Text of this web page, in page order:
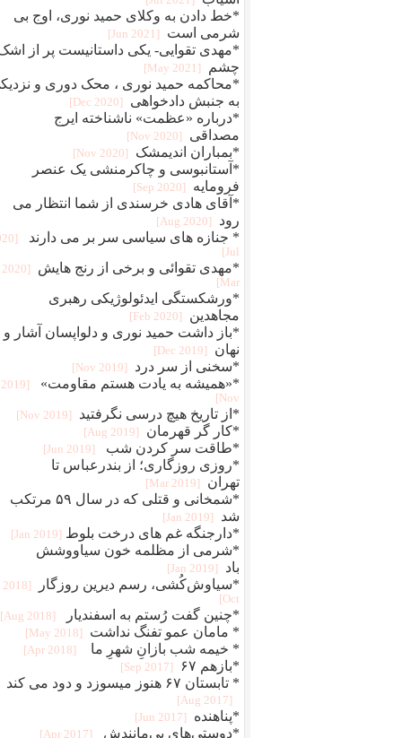
*خط دادن به وکلای حمید نوری، اوج بی
شرمی است
[2021 Jun]
*مهدی تقوایی- یکی داستانیست پر از
چشم
[2021 May]
*محاکمه حمید نوری ، محک دوری و
به جنبش دادخواهی
[2020 Dec]
*درباره «عظمت» ناشناخته ایرج
مصداقی
[2020 Nov]
*بمباران اندیمشک [2020 Nov]
*آستانبوسی و چاکرمنشی یک عنصر
فرومایه
[2020 Sep]
*آقای هادی خرسندی از شما انتظار می
رود
[2020 Aug]
* جنازه های سیاسی سر بر می دارند
Jul]
*مهدی تقوائی و برخی از رنج هایش
[2020
Mar]
*ورشکستگی ایدئولوژیکی رهبری
مجاهدین
[2020 Feb]
*باز داشت حمید نوری و دلواپسان آشار و
نهان
[2019 Dec]
*سخنی از سر درد [2019 Nov]
*«همیشه به یادت هستم مقاومت»
[2019
Nov]
*از تاریخ هیچ درسی نگرفتید [2019 Nov]
*کار گر قهرمان [2019 Aug]
*طاقت سر کردن شب [2019 Jun]
*روزی روزگاری؛ از بندرعباس تا
تهران
[2019 Mar]
*شمخانی و قتلی که در سال ۵۹ مرتکب
شد
[2019 Jan]
*دارجنگه غم های درخت بلوط [2019 Jan]
*شرمی از مظلمه خون سیاووشش
باد
[2019 Jan]
*سیاوش‌کُشی، رسم دیرین روزگار
[2018
Oct]
*چنین گفت رُستم به اسفنديار [2018 Aug]
* مامان عمو تفنگ نداشت [2018 May]
* خیمه شب بازانِ شهرِ ما ‏ [2018 Apr]
*بازهم ۶۷ [2017 Sep]
* تابستان ۶۷ هنوز میسوزد و دود می کند
[2017 Aug]
*پناهنده [2017 Jun]
*دوستی‌های بی‌مانندش [2017 Apr]